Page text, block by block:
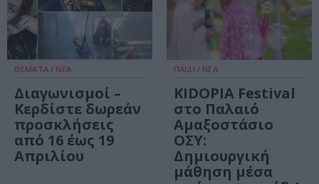
ΘΕΜΑΤΑ / ΝΕΑ
Διαγωνισμοί –
Κερδίστε δωρεάν
προσκλήσεις
από 16 έως 19
Απριλίου
ΠΑΙΔΙ / ΝΕΑ
KIDOPIA Festival
στο Παλαιό
Αμαξοστάσιο
ΟΣΥ:
Δημιουργική
μάθηση μέσα